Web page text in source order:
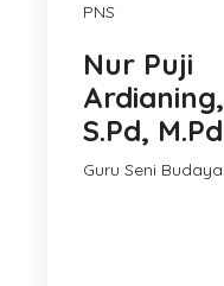
PNS
Nur Puji
Ardianing,
S.Pd, M.Pd
Guru Seni Budaya